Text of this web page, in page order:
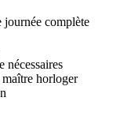
journée complète
nécessaires
horloger